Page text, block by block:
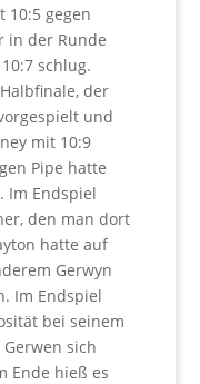
10:5 gegen
in der Runde
schlug.
der
und
mit 10:9
Pipe hatte
Im Endspiel
den man dort
hatte auf
Gerwyn
Im Endspiel
bei seinem
sich
Ende hieß es